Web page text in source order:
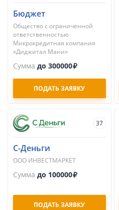
Бюджет
Общество с ограниченной
ответственностью
Микрокредитная компания
«Диджитал Мани»
Сумма до 300000
ПОДАТЬ ЗАЯВКУ
37
С-Деньги
ООО ИНВЕСТМАРКЕТ
Сумма до 100000
ПОДАТЬ ЗАЯВКУ